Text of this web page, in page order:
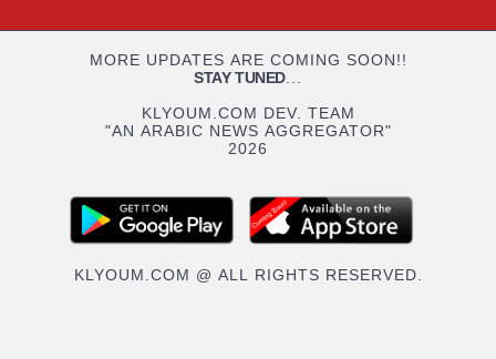
MORE UPDATES ARE COMING SOON!!
STAY TUNED...
KLYOUM.COM DEV. TEAM
"AN ARABIC NEWS AGGREGATOR"
2026
KLYOUM.COM @ ALL RIGHTS RESERVED.